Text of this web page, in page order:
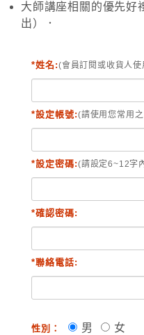
大師講座相關的優先好
出）．
*姓名:(會員訂閱或收貨人使
*設定帳號:(請使用您常用
*設定密碼:(請設定6~12字
*確認密碼:
*聯絡電話:
性別： 男 女